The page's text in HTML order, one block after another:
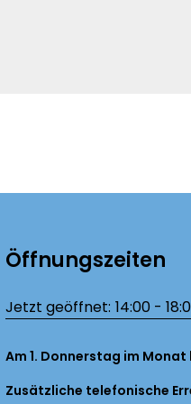
Öffnungszeiten
Klicken, um weitere
Jetzt geöffnet: 14:00 -
Am 1. Donnerstag im Monat
Zusätzliche telefonische